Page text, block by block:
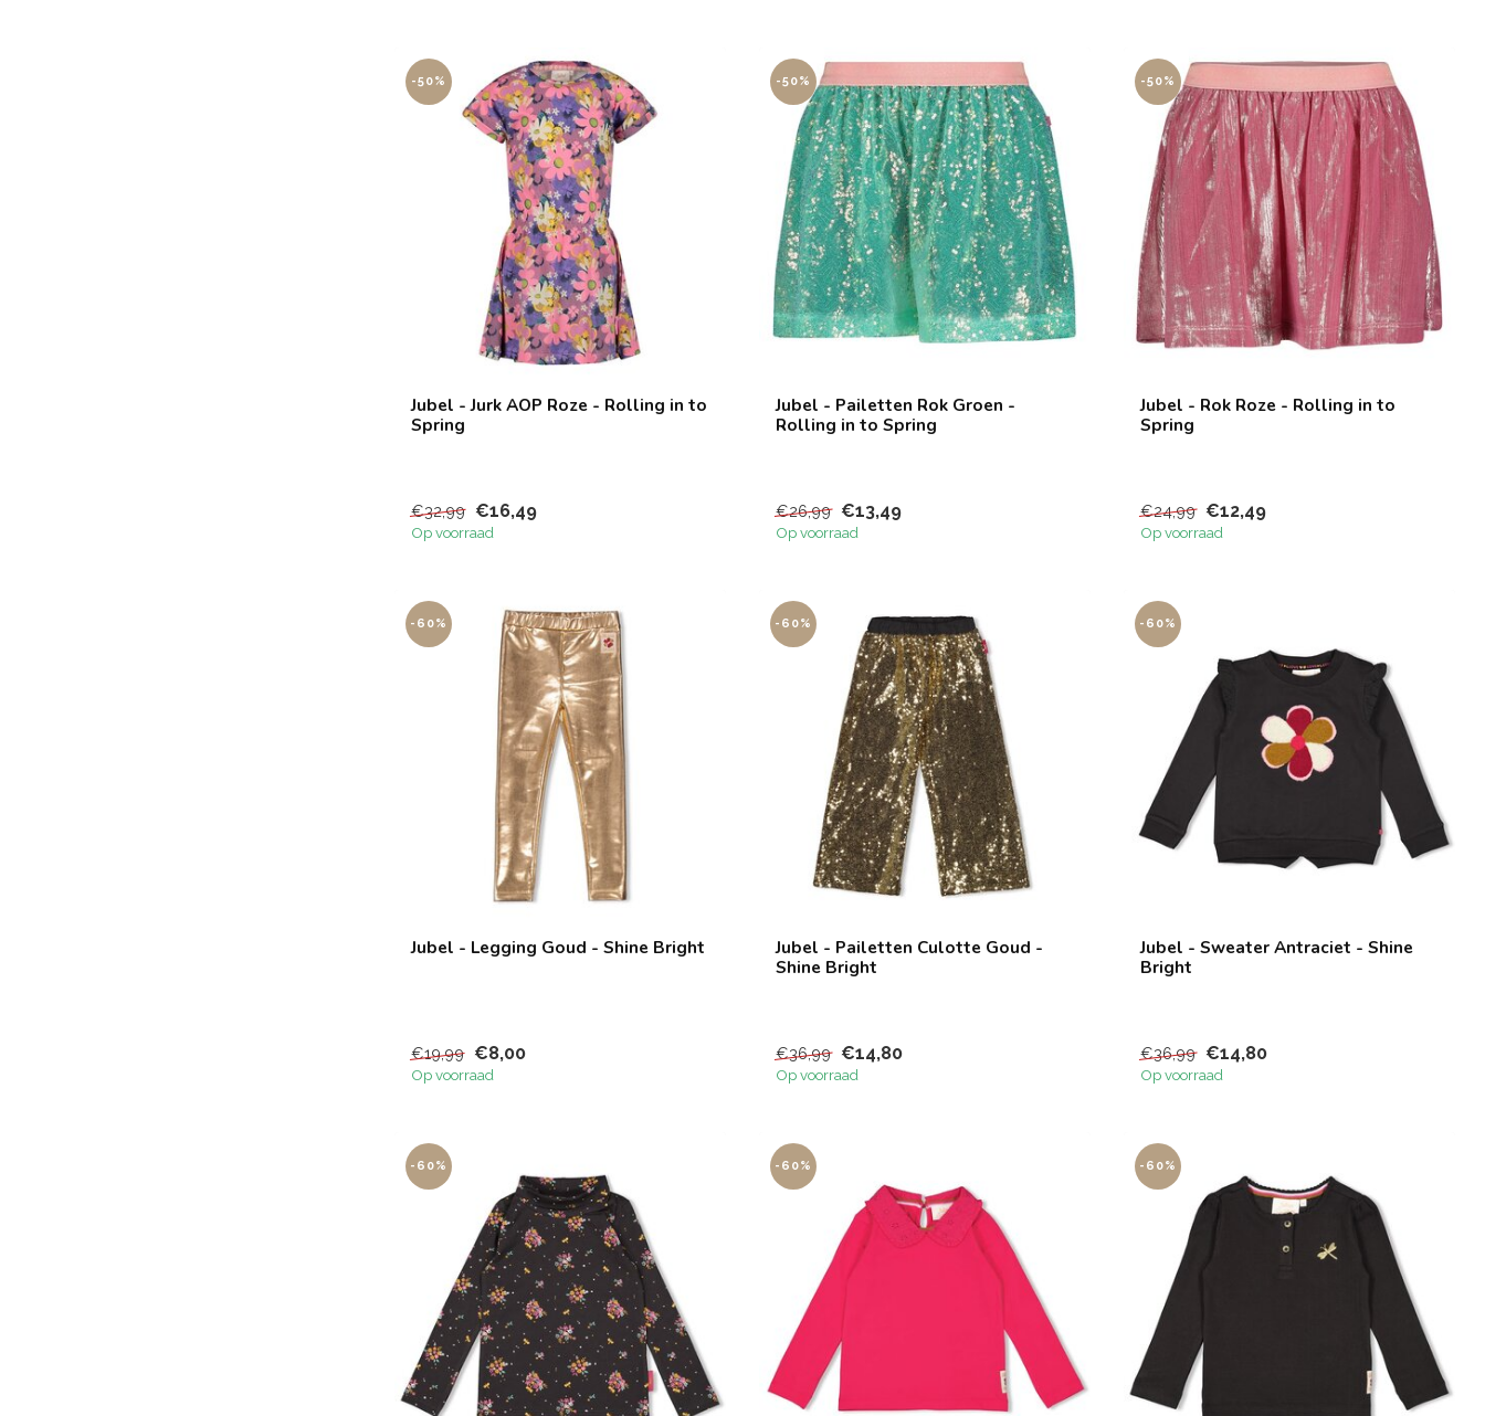
-50%
Jubel - Jurk AOP Roze - Rolling in to
Spring
€32,99 €16,49
Op voorraad
-50%
Jubel - Pailetten Rok Groen -
Rolling in to Spring
€26,99 €13,49
Op voorraad
-50%
Jubel - Rok Roze - Rolling in to
Spring
€24,99 €12,49
Op voorraad
-60%
Jubel - Legging Goud - Shine Bright
€19,99 €8,00
Op voorraad
-60%
Jubel - Pailetten Culotte Goud -
Shine Bright
€36,99 €14,80
Op voorraad
-60%
Jubel - Sweater Antraciet - Shine
Bright
€36,99 €14,80
Op voorraad
-60% -60% -60%